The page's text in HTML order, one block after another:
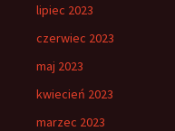
lipiec 2023
czerwiec 2023
maj 2023
kwiecień 2023
marzec 2023